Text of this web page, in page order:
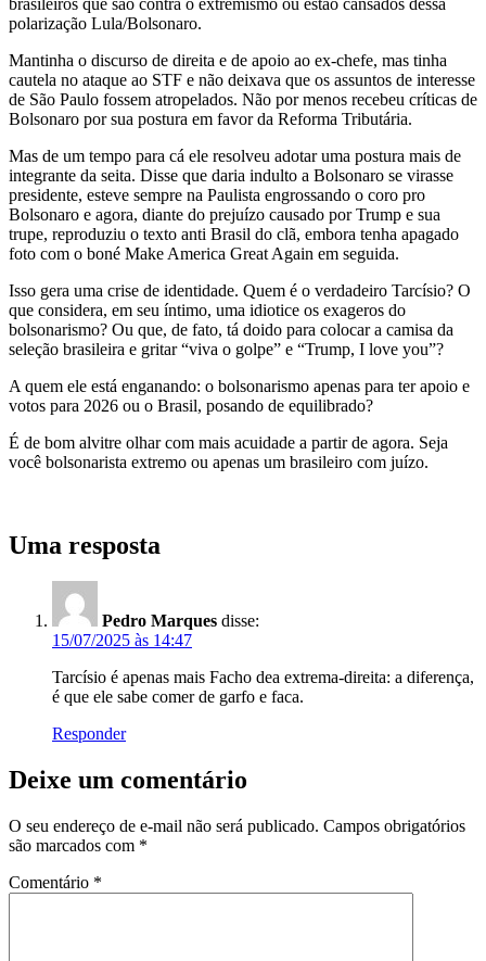
polarização Lula/Bolsonaro.
Mantinha o discurso de direita e de apoio ao ex-chefe, mas tinha
cautela no ataque ao STF e não deixava que os assuntos de interesse
de São Paulo fossem atropelados. Não por menos recebeu críticas de
Bolsonaro por sua postura em favor da Reforma Tributária.
Mas de um tempo para cá ele resolveu adotar uma postura mais de
integrante da seita. Disse que daria indulto a Bolsonaro se virasse
presidente, esteve sempre na Paulista engrossando o coro pro
Bolsonaro e agora, diante do prejuízo causado por Trump e sua
trupe, reproduziu o texto anti Brasil do clã, embora tenha apagado
foto com o boné Make America Great Again em seguida.
Isso gera uma crise de identidade. Quem é o verdadeiro Tarcísio? O
que considera, em seu íntimo, uma idiotice os exageros do
bolsonarismo? Ou que, de fato, tá doido para colocar a camisa da
seleção brasileira e gritar “viva o golpe” e “Trump, I love you”?
A quem ele está enganando: o bolsonarismo apenas para ter apoio e
votos para 2026 ou o Brasil, posando de equilibrado?
É de bom alvitre olhar com mais acuidade a partir de agora. Seja
você bolsonarista extremo ou apenas um brasileiro com juízo.
Uma resposta
Pedro Marques disse:
15/07/2025 às 14:47
Tarcísio é apenas mais Facho dea extrema-direita: a diferença,
é que ele sabe comer de garfo e faca.
Responder
Deixe um comentário
O seu endereço de e-mail não será publicado. Campos obrigatórios
são marcados com *
Comentário *